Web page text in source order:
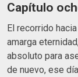
Capítulo
El recorrido
amarga
absoluto para
de nuevo, ese